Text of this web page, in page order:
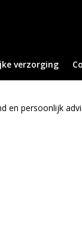
verzorging
en persoonlijk